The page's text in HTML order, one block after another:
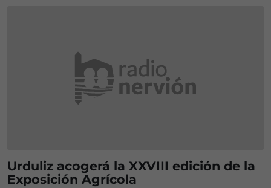
Urduliz acogerá la XXVIII edición de la
Exposición Agrícola